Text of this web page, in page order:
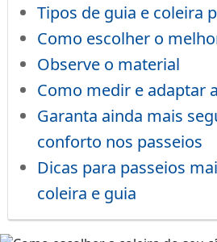
Tipos de guia e coleira
Como escolher o
Observe o material
Como medir e adaptar
Garanta ainda mais
conforto nos passeios
Dicas para passeios
coleira e guia